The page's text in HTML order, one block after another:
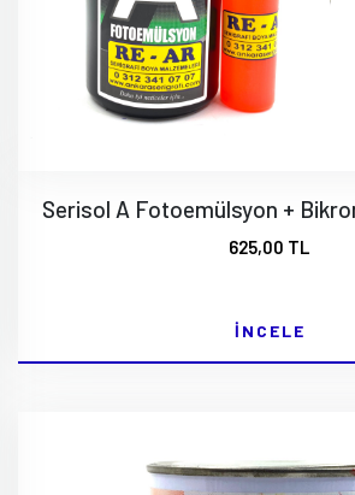
625,00 TL
İNCELE